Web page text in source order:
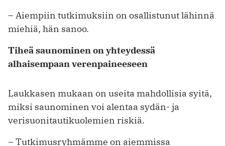
– Aiempiin tutkimuksiin on osallistunut lähinnä
miehiä, hän sanoo.
Tiheä saunominen on yhteydessä
alhaisempaan verenpaineeseen
Laukkasen mukaan on useita mahdollisia syitä,
miksi saunominen voi alentaa sydän- ja
verisuonitautikuolemien riskiä.
– Tutkimusryhmämme on aiemmissa